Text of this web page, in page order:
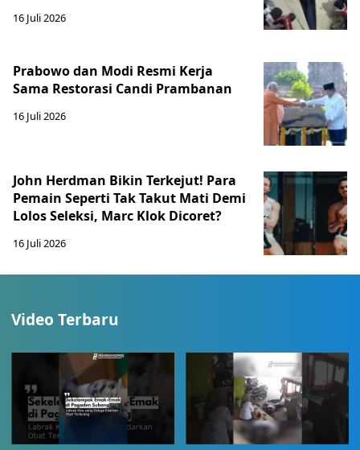
16 Juli 2026
Prabowo dan Modi Resmi Kerja
Sama Restorasi Candi Prambanan
16 Juli 2026
John Herdman Bikin Terkejut! Para
Pemain Seperti Tak Takut Mati Demi
Lolos Seleksi, Marc Klok Dicoret?
16 Juli 2026
Video Terbaru